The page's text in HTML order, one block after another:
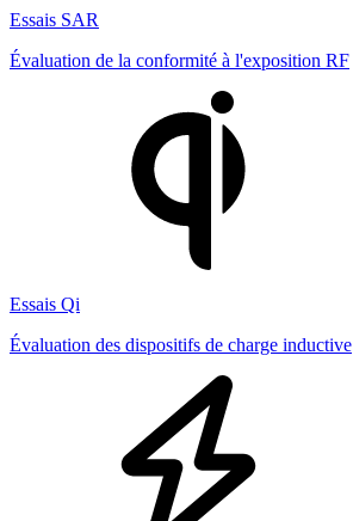
Essais SAR
Évaluation de la conformité à l'exposition RF
Essais Qi
Évaluation des dispositifs de charge inductive